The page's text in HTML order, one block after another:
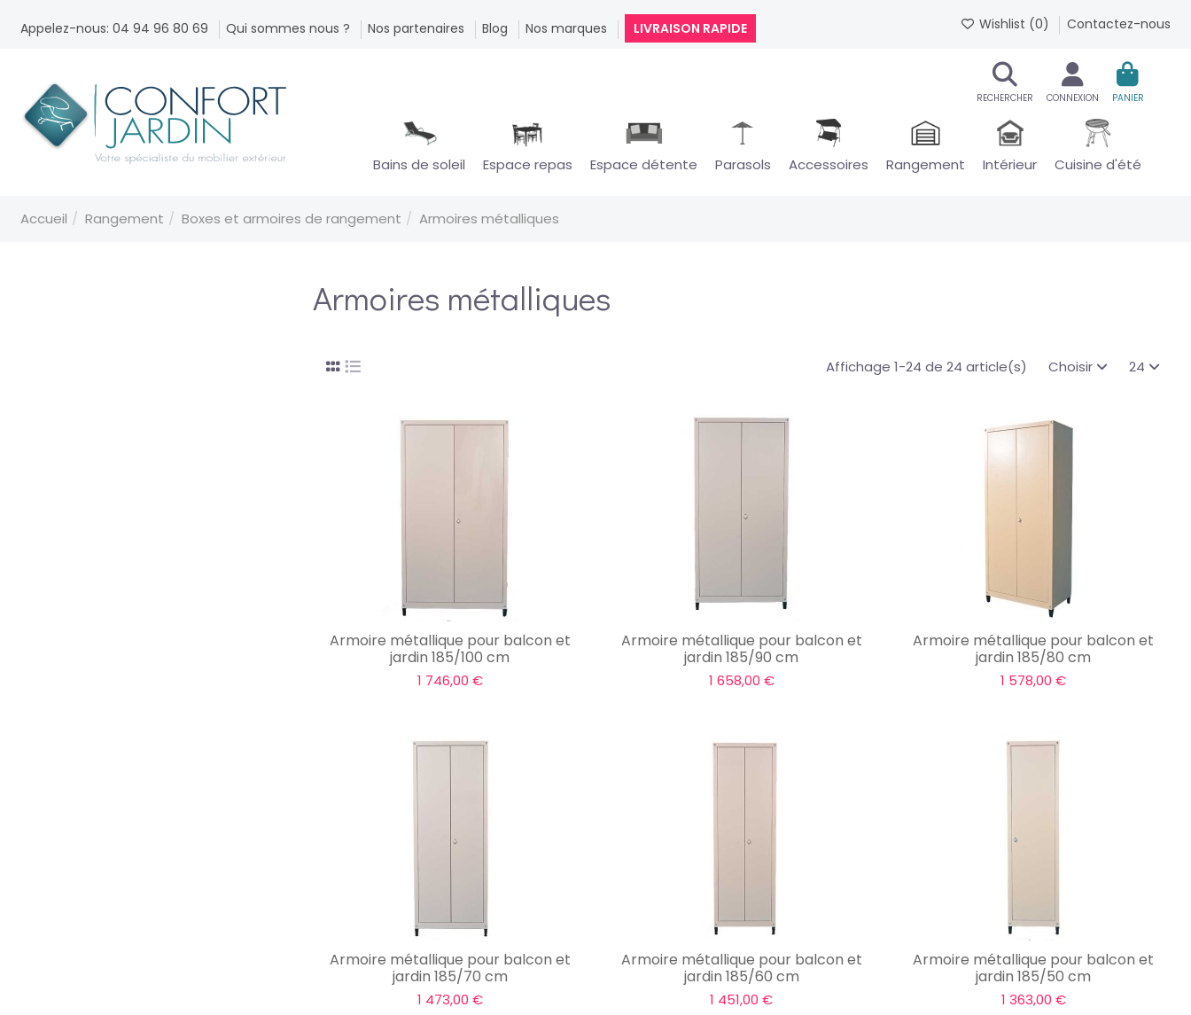
Appelez-nous: 04 94 96 80 69 Qui sommes nous ? Nos partenaires Blog Nos marques LIVRAISON RAPIDE Wishlist (0) Contactez-nous
RECHERCHER CONNEXION PANIER
Bains de soleil Espace repas Espace détente Parasols Accessoires Rangement Intérieur Cuisine d'été
Accueil Rangement Boxes et armoires de rangement Armoires métalliques
Armoires métalliques
Affichage 1-24 de 24 article(s) Choisir 24
Armoire métallique pour balcon et
jardin 185/100 cm
1 746,00 €
Armoire métallique pour balcon et
jardin 185/90 cm
1 658,00 €
Armoire métallique pour balcon et
jardin 185/80 cm
1 578,00 €
Armoire métallique pour balcon et
jardin 185/70 cm
1 473,00 €
Armoire métallique pour balcon et
jardin 185/60 cm
1 451,00 €
Armoire métallique pour balcon et
jardin 185/50 cm
1 363,00 €